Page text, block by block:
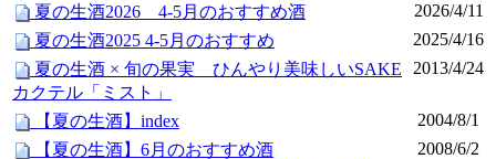
夏の生酒2026 4-5月のおすすめ酒
2026/4/11
夏の生酒2025 4-5月のおすすめ
2025/4/16
夏の生酒 × 旬の果実 ひんやり美味しいSAKE
カクテル「ミスト」
2013/4/24
【夏の生酒】index
2004/8/1
【夏の生酒】6月のおすすめ酒
2008/6/2